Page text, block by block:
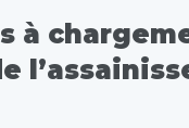
à